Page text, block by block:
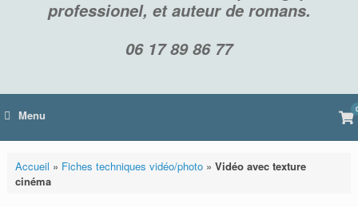
professionel, et auteur de romans.
06 17 89 86 77
Menu 0
Accueil » Fiches techniques vidéo/photo» Vidéo avec texture
cinéma